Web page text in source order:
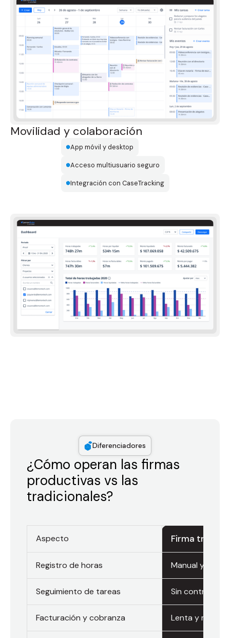
Movilidad y colaboración
App móvil y desktop
Acceso multiusuario seguro
Integración con CaseTracking
Diferenciadores
¿Cómo operan las firmas
productivas vs las
tradicionales?
Aspecto Firma
Registro de horas Manual y
Seguimiento de tareas Sin control
Facturación y cobranza Lenta y manual